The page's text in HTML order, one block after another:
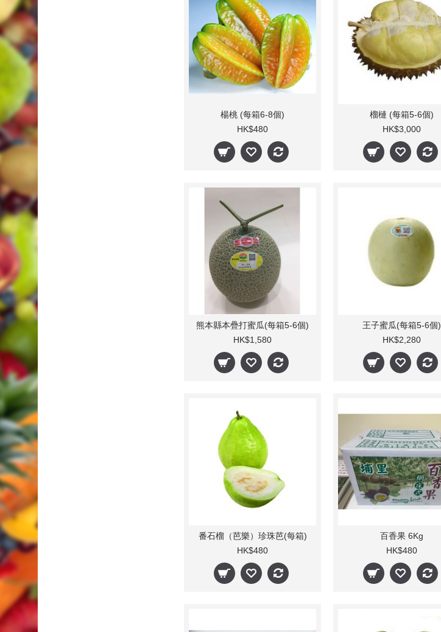
楊桃 (每箱6-8個)
HK$480
榴槤 (每箱5-6個)
HK$3,000
熊本縣本疊打蜜瓜(每箱5-6個)
HK$1,580
王子蜜瓜(每箱5-6個)
HK$2,280
番石榴（芭樂）珍珠芭(每箱)
HK$480
百香果 6Kg
HK$480